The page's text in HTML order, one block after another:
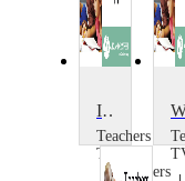
Introducing Dance at KS3
Teachers
TV
Teachers